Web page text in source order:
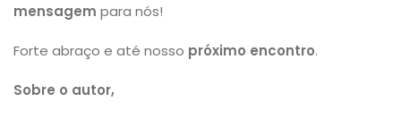
mensagem para nós!
Forte abraço e até nosso próximo encontro.
Sobre o autor,